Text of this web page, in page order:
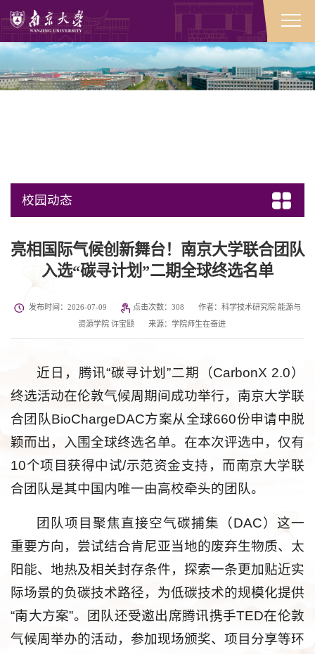
校园动态
亮相国际气候创新舞台！南京大学联合团队
入选“碳寻计划”二期全球终选名单
发布时间：2026-07-09 点击次数：308
作者：科学技术研究院 能源与
资源学院 许宝颐
来源：学院师生在奋进
近日，腾讯“碳寻计划”二期（CarbonX 2.0）
终选活动在伦敦气候周期间成功举行，南京大学联
合团队BioChargeDAC方案从全球660份申请中脱
颖而出，入围全球终选名单。在本次评选中，仅有
10个项目获得中试/示范资金支持，而南京大学联
合团队是其中国内唯一由高校牵头的团队。
团队项目聚焦直接空气碳捕集（DAC）这一
重要方向，尝试结合肯尼亚当地的废弃生物质、太
阳能、地热及相关封存条件，探索一条更加贴近实
际场景的负碳技术路径，为低碳技术的规模化提供
“南大方案”。团队还受邀出席腾讯携手TED在伦敦
气候周举办的活动，参加现场颁奖、项目分享等环